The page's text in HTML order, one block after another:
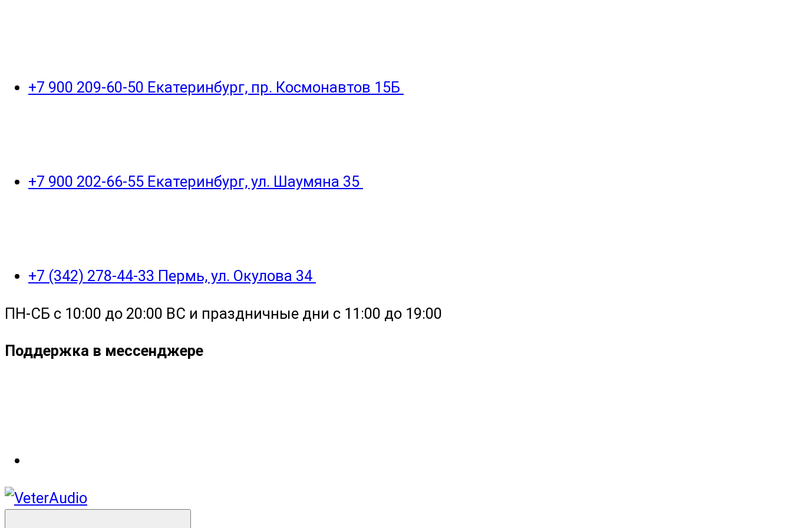
+7 900 209-60-50 Екатеринбург, пр. Космонавтов 15Б
+7 900 202-66-55 Екатеринбург, ул. Шаумяна 35
+7 (342) 278-44-33 Пермь, ул. Окулова 34
ПН-СБ с 10:00 до 20:00 ВС и праздничные дни с 11:00 до 19:00
Поддержка в мессенджере